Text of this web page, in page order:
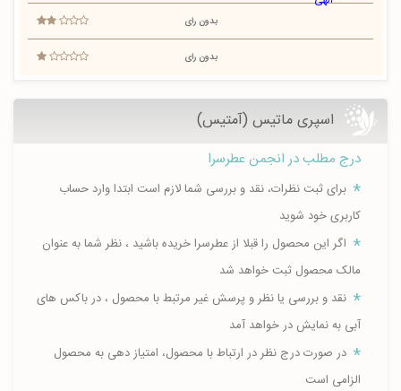
بدون رای
بدون رای
اسپری ماتیس (آمتیس)
درج مطلب در انجمن عطرسرا
برای ثبت نظرات، نقد و بررسی شما لازم است ابتدا وارد حساب
کاربری خود شوید
اگر این محصول را قبلا از عطرسرا خریده باشید ، نظر شما به عنوان
مالک محصول ثبت خواهد شد
نقد و بررسی یا نظر و پرسش غیر مرتبط با محصول ، در باکس های
آبی به نمایش در خواهد آمد
در صورت درج نظر در ارتباط با محصول، امتیاز دهی به محصول
الزامی است